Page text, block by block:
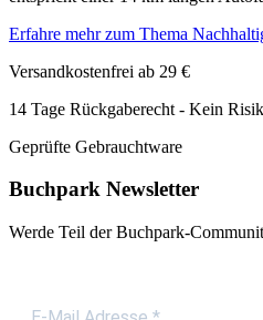
Erfahre mehr zum Thema
Versandkostenfrei ab 29 €
14 Tage Rückgaberecht - Kein
Geprüfte Gebrauchtware
Buchpark Newsletter
Werde Teil der Buchpark-